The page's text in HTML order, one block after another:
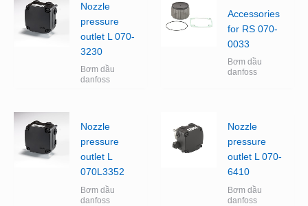
Nozzle
pressure
outlet L 070-
3230
Bơm dầu
danfoss
Accessories
for RS 070-
0033
Bơm dầu
danfoss
Nozzle
pressure
outlet L
070L3352
Bơm dầu
danfoss
Nozzle
pressure
outlet L 070-
6410
Bơm dầu
danfoss